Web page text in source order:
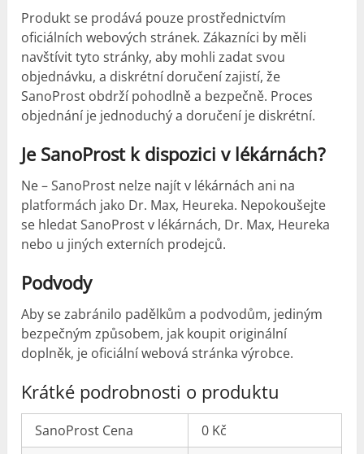
Produkt se prodává pouze prostřednictvím
oficiálních webových stránek. Zákazníci by měli
navštívit tyto stránky, aby mohli zadat svou
objednávku, a diskrétní doručení zajistí, že
SanoProst obdrží pohodlně a bezpečně. Proces
objednání je jednoduchý a doručení je diskrétní.
Je SanoProst k dispozici v lékárnách?
Ne – SanoProst nelze najít v lékárnách ani na
platformách jako Dr. Max, Heureka. Nepokoušejte
se hledat SanoProst v lékárnách, Dr. Max, Heureka
nebo u jiných externích prodejců.
Podvody
Aby se zabránilo padělkům a podvodům, jediným
bezpečným způsobem, jak koupit originální
doplněk, je oficiální webová stránka výrobce.
Krátké podrobnosti o produktu
SanoProst Cena
0 Kč